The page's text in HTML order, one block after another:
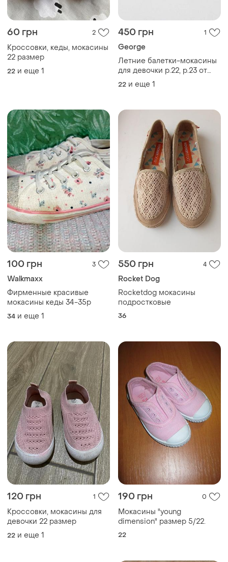
60 грн 2
Кроссовки, кеды, мокасины
22 размер
22 и еще 1
450 грн 1
George
Летние балетки-мокасины
для девочки р.22, р.23 от
george
22 и еще 1
100 грн 3
Walkmaxx
Фирменные красивые
мокасины кеды 34-35р
34 и еще 1
550 грн 4
Rocket Dog
Rocketdog мокасины
подростковые
36
120 грн 1
Кроссовки, мокасины для
девочки 22 размер
22 и еще 1
190 грн 0
Мокасины "young
dimension" размер 5/22.
22